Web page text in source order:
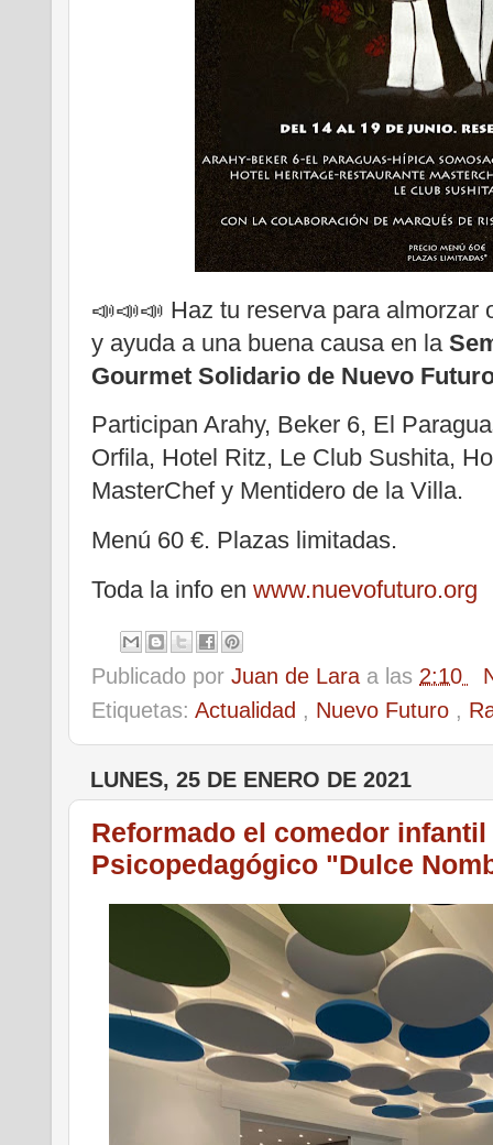
📣📣📣 Haz tu reserva para almorzar
y ayuda a una buena causa en la
Gourmet Solidario de Nuevo
Participan Arahy, Beker 6, El
Orfila, Hotel Ritz, Le Club Sushita,
MasterChef y Mentidero de la Villa.
Menú 60 €. Plazas limitadas.
Toda la info en www.nuevofuturo.org
Publicado por Juan de Lara a las 2:10
Etiquetas: Actualidad , Nuevo Futuro ,
LUNES, 25 DE ENERO DE 2021
Reformado el comedor
Psicopedagógico "Dulce